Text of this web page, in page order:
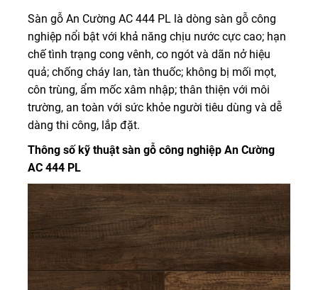
Sàn gỗ An Cường AC 444 PL là dòng sàn gỗ công
nghiệp nổi bật với khả năng chịu nước cực cao; hạn
chế tình trạng cong vênh, co ngót và dãn nở hiệu
quả; chống cháy lan, tàn thuốc; không bị mối mọt,
côn trùng, ẩm mốc xâm nhập; thân thiện với môi
trường, an toàn với sức khỏe người tiêu dùng và dễ
dàng thi công, lắp đặt.
Thông số kỹ thuật sàn gỗ công nghiệp An Cường
AC 444 PL